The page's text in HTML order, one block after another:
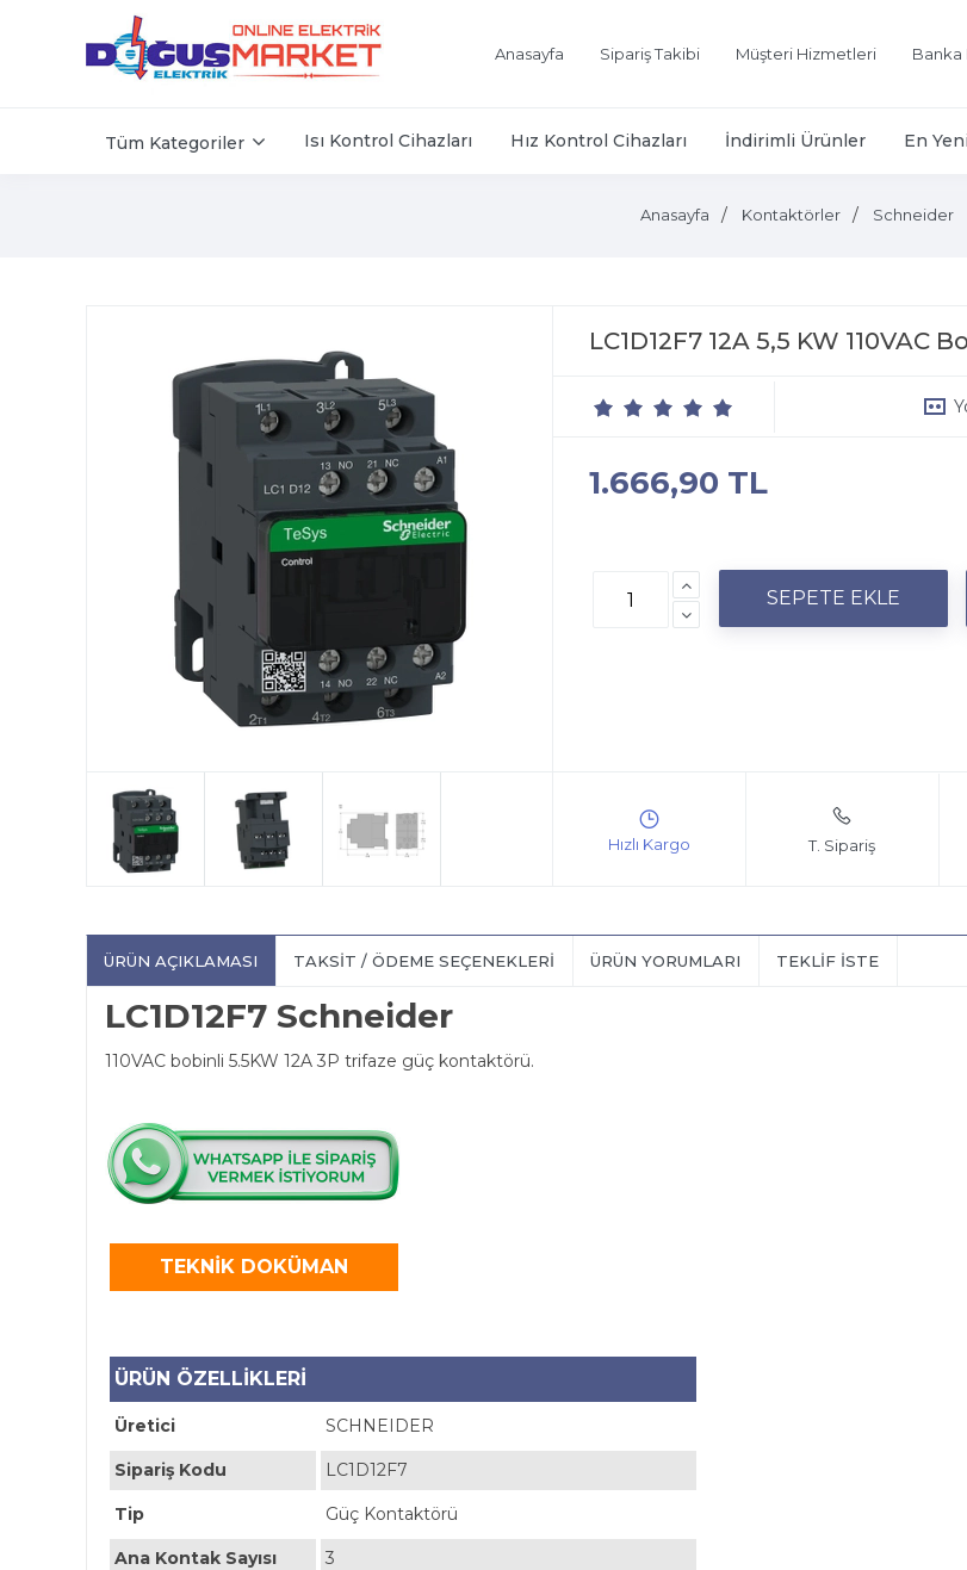
Anasayfa Sipariş Takibi Müşteri Hizmetleri Banka
Tüm Kategoriler Isı Kontrol Cihazları Hız Kontrol Cihazları İndirimli Ürünler En
Anasayfa Kontaktörler Schneider
LC1D12F7 12A 5,5 KW
1.666,90 TL
T. Sipariş
ÜRÜN AÇIKLAMASI TAKSIT / ÖDEME SEÇENEKLERI ÜRÜN YORUMLARI TEKLIF İSTE
LC1D12F7 Schneider
110VAC bobinli 5.5KW 12A 3P trifaze güç kontaktörü.
TEKNİK DOKÜMAN
ÜRÜN ÖZELLİKLERİ
Üretici SCHNEIDER
Sipariş Kodu LC1D12F7
Tip Güç Kontaktörü
Ana Kontak Sayısı 3